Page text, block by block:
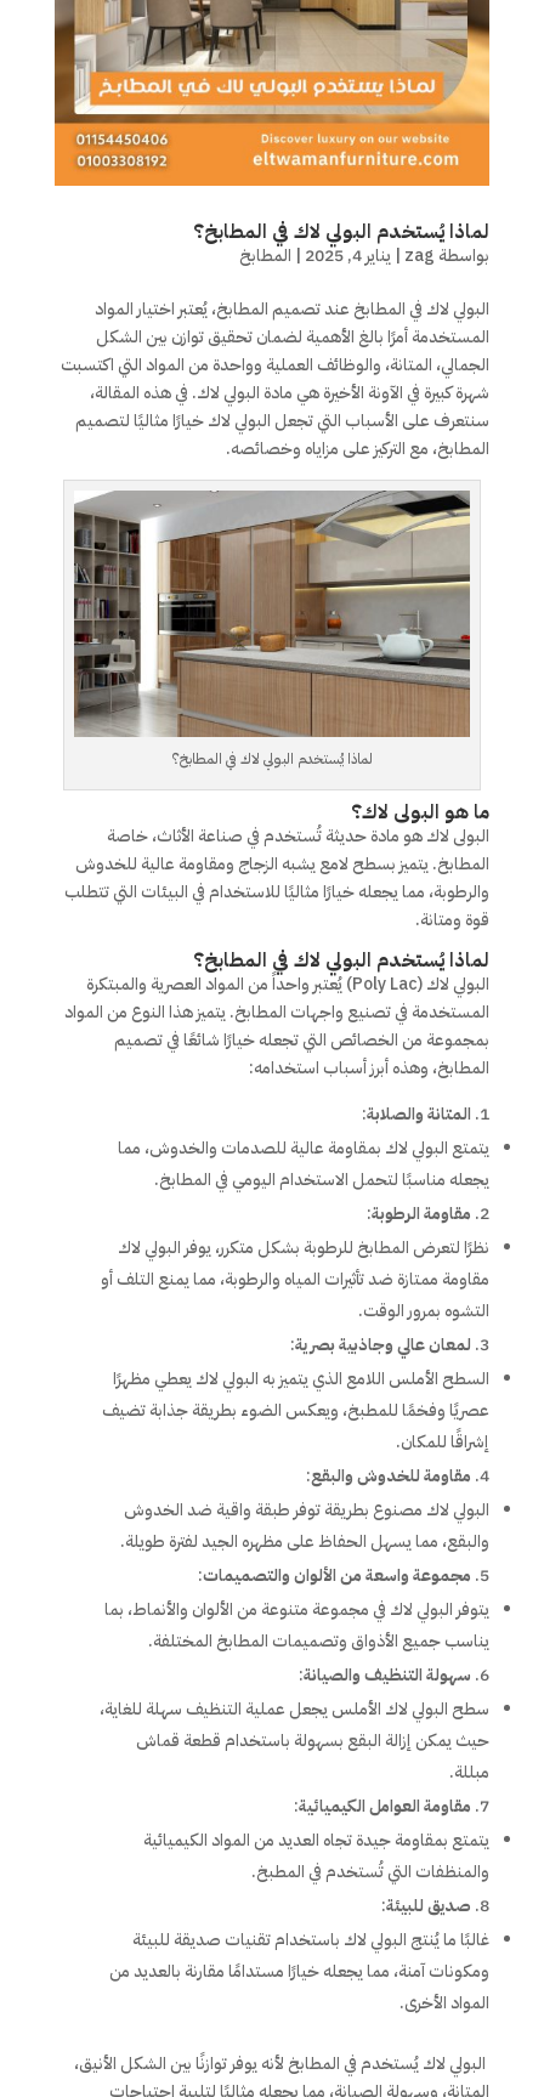
لماذا يُستخدم البولي لاك في المطابخ؟
بواسطة zag
| يناير 4, 2025 | المطابخ
البولي لاك في المطابخ عند تصميم المطابخ، يُعتبر اختيار المواد
المستخدمة أمرًا بالغ الأهمية لضمان تحقيق توازن بين الشكل
الجمالي، المتانة، والوظائف العملية وواحدة من المواد التي اكتسبت
شهرة كبيرة في الآونة الأخيرة هي مادة البولي لاك. في هذه المقالة،
سنتعرف على الأسباب التي تجعل البولي لاك خيارًا مثاليًا لتصميم
المطابخ، مع التركيز على مزاياه وخصائصه.
لماذا يُستخدم البولي لاك في المطابخ؟
ما هو البولى لاك؟
البولى لاك هو مادة حديثة تُستخدم في صناعة الأثاث، خاصة
المطابخ. يتميز بسطح لامع يشبه الزجاج ومقاومة عالية للخدوش
والرطوبة، مما يجعله خيارًا مثاليًا للاستخدام في البيئات التي تتطلب
قوة ومتانة.
لماذا يُستخدم البولي لاك في المطابخ؟
البولي لاك (Poly Lac) يُعتبر واحداً من المواد العصرية والمبتكرة
المستخدمة في تصنيع واجهات المطابخ. يتميز هذا النوع من المواد
بمجموعة من الخصائص التي تجعله خيارًا شائعًا في تصميم
المطابخ، وهذه أبرز أسباب استخدامه:
المتانة والصلابة:
يتمتع البولي لاك بمقاومة عالية للصدمات والخدوش، مما
يجعله مناسبًا لتحمل الاستخدام اليومي في المطابخ.
مقاومة الرطوبة:
نظرًا لتعرض المطابخ للرطوبة بشكل متكرر، يوفر البولي لاك
مقاومة ممتازة ضد تأثيرات المياه والرطوبة، مما يمنع التلف أو
التشوه بمرور الوقت.
لمعان عالي وجاذبية بصرية:
السطح الأملس اللامع الذي يتميز به البولي لاك يعطي مظهرًا
عصريًا وفخمًا للمطبخ، ويعكس الضوء بطريقة جذابة تضيف
إشراقًا للمكان.
مقاومة للخدوش والبقع:
البولي لاك مصنوع بطريقة توفر طبقة واقية ضد الخدوش
والبقع، مما يسهل الحفاظ على مظهره الجيد لفترة طويلة.
مجموعة واسعة من الألوان والتصميمات:
يتوفر البولي لاك في مجموعة متنوعة من الألوان والأنماط، بما
يناسب جميع الأذواق وتصميمات المطابخ المختلفة.
سهولة التنظيف والصيانة:
سطح البولي لاك الأملس يجعل عملية التنظيف سهلة للغاية،
حيث يمكن إزالة البقع بسهولة باستخدام قطعة قماش
مبللة.
مقاومة العوامل الكيميائية:
يتمتع بمقاومة جيدة تجاه العديد من المواد الكيميائية
والمنظفات التي تُستخدم في المطبخ.
صديق للبيئة:
غالبًا ما يُنتج البولي لاك باستخدام تقنيات صديقة للبيئة
ومكونات آمنة، مما يجعله خيارًا مستدامًا مقارنة بالعديد من
المواد الأخرى.
البولي لاك يُستخدم في المطابخ لأنه يوفر توازنًا بين الشكل الأنيق،
المتانة، وسهولة الصيانة، مما يجعله مثاليًا لتلبية احتياجات